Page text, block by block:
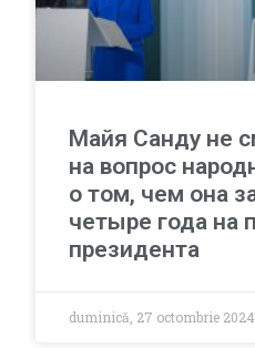
Майя Санду не
на вопрос
о том, чем она
четыре года на
президента
duminică, 27 octombrie 2024